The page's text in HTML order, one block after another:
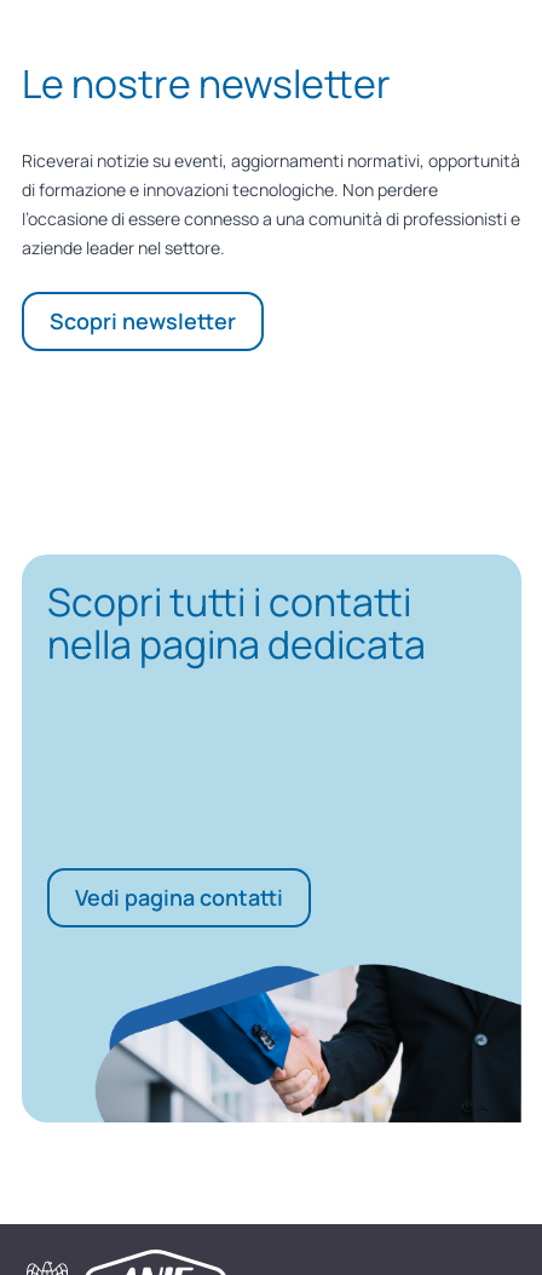
Le nostre newsletter
Riceverai notizie su eventi, aggiornamenti normativi, opportunità
di formazione e innovazioni tecnologiche. Non perdere
l’occasione di essere connesso a una comunità di professionisti e
aziende leader nel settore.
Scopri newsletter
Scopri tutti i contatti
nella pagina dedicata
Vedi pagina contatti